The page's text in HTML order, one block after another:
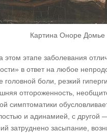
Картина Оноре
этом этапе заболевания
в ответ на любое
головной боли, резкий
отгороженность,
симптоматики
и адинамией, с другой
затруднено засыпание,